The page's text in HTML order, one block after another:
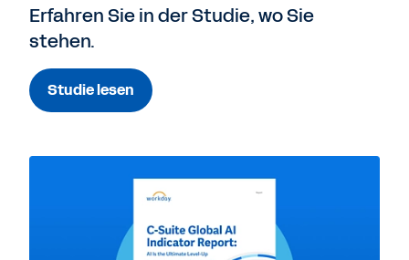
Erfahren Sie in der Studie, wo Sie
stehen.
Studie lesen